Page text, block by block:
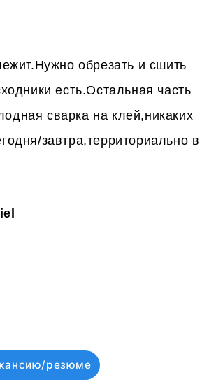
обрезать и сшить
есть.Остальная часть
сварка на клей,никаких
завтра,территориально в
резюме